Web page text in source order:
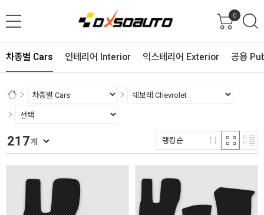
0
차종별 Cars 인테리어 Interior 익스테리어 Exterior 공용
217개 랭킹순